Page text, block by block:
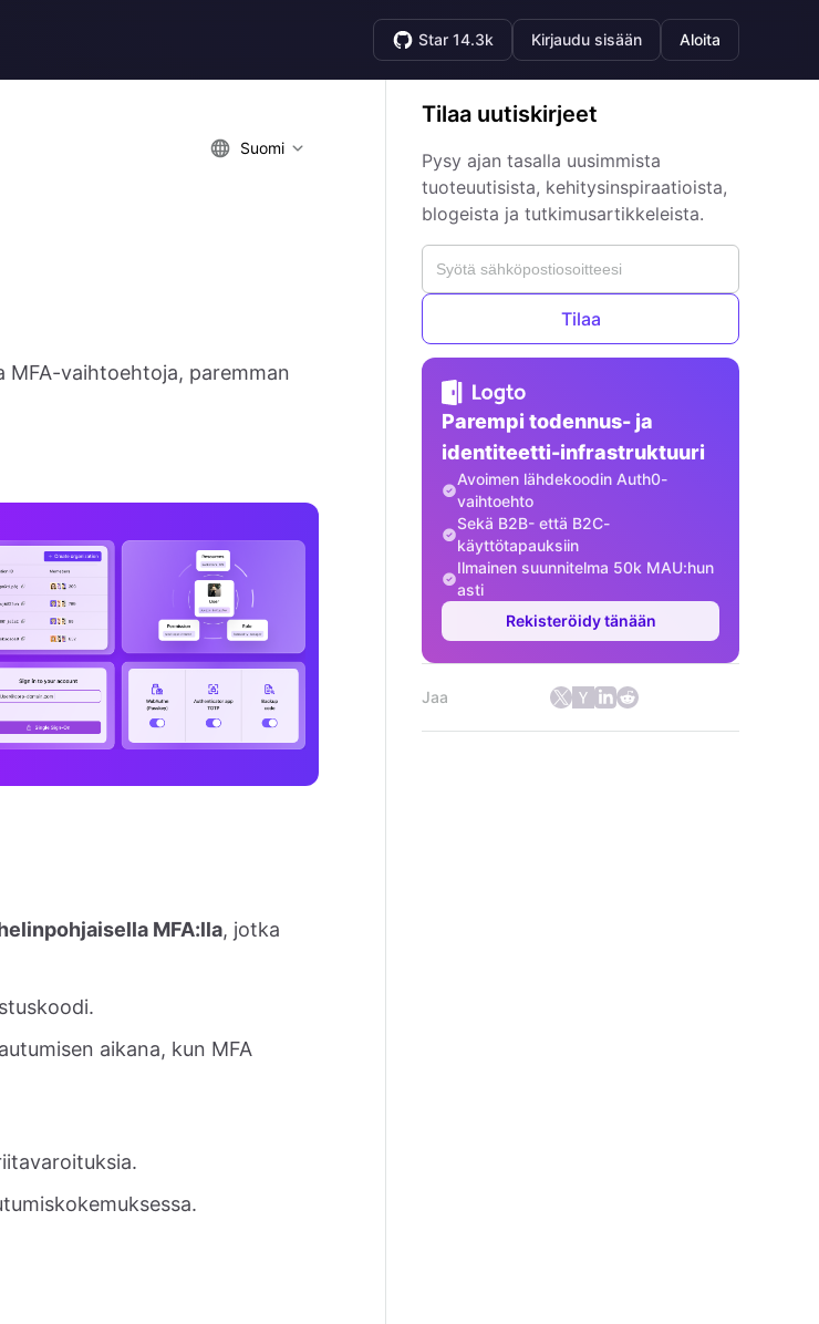
Star 14.3k Kirjaudu sisään Aloita
Suomi
MFA-vaihtoehtoja, paremman
MFA:lla, jotka
aikana, kun MFA
Tilaa uutiskirjeet
Pysy ajan tasalla uusimmista
tuoteuutisista, kehitysinspiraatioista,
blogeista ja tutkimusartikkeleista.
Tilaa
Parempi todennus- ja
identiteetti-infrastruktuuri
Avoimen lähdekoodin Auth0-
vaihtoehto
Sekä B2B- että B2C-
käyttötapauksiin
Ilmainen suunnitelma 50k MAU:hun
asti
Rekisteröidy tänään
Jaa